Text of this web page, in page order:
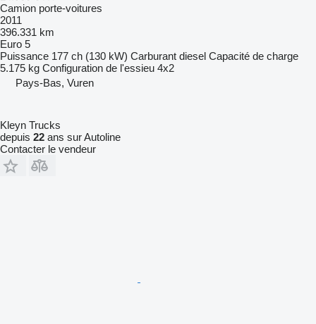
Camion porte-voitures
2011
396.331 km
Euro 5
Puissance 177 ch (130 kW) Carburant diesel Capacité de charge
5.175 kg Configuration de l'essieu 4x2
Pays-Bas, Vuren
Kleyn Trucks
depuis 22 ans sur Autoline
Contacter le vendeur